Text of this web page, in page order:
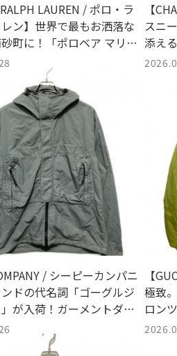
RALPH LAUREN / ポロ・ラ
ン】世界で最もお洒落な
町に！「ポロベア マリン
クニット」が入荷。
【
スニ
添え
品
/ シーピーカンパニ
ドの代名詞「ゴーグルジ
が入荷！ガーメントダイ
上のテックウェア
【
極致
ロン
買取